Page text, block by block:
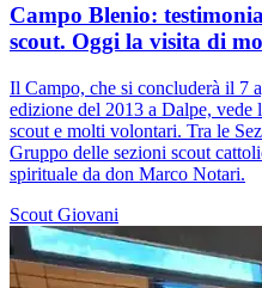
Campo Blenio:
scout. Oggi la visita di
Il Campo, che si concluderà il 7
edizione del 2013 a Dalpe, vede
scout e molti volontari. Tra le
Gruppo delle sezioni scout
spirituale da don Marco Notari.
Scout Giovani